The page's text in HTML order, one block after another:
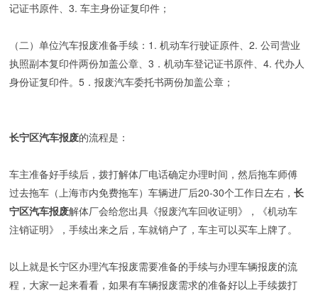
记证书原件、3. 车主身份证复印件；
（二）单位汽车报废准备手续：1. 机动车行驶证原件、2. 公司营业
执照副本复印件两份加盖公章、3．机动车登记证书原件、4. 代办人
身份证复印件。5．报废汽车委托书两份加盖公章；
长宁区汽车报废的流程是：
车主准备好手续后，拨打解体厂电话确定办理时间，然后拖车师傅
过去拖车（上海市内免费拖车）车辆进厂后20-30个工作日左右，长
宁区汽车报废解体厂会给您出具《报废汽车回收证明》，《机动车
注销证明》，手续出来之后，车就销户了，车主可以买车上牌了。
以上就是长宁区办理汽车报废需要准备的手续与办理车辆报废的流
程，大家一起来看看，如果有车辆报废需求的准备好以上手续拨打